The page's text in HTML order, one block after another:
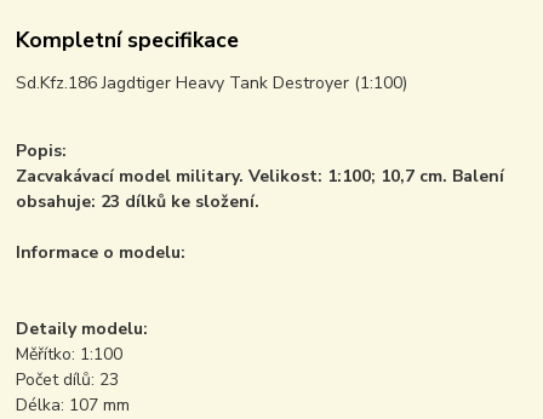
Kompletní specifikace
Sd.Kfz.186 Jagdtiger Heavy Tank Destroyer (1:100)
Popis:
Zacvakávací model military. Velikost: 1:100; 10,7 cm. Balení
obsahuje: 23 dílků ke složení.
Informace o modelu:
Detaily modelu:
Měřítko: 1:100
Počet dílů: 23
Délka: 107 mm